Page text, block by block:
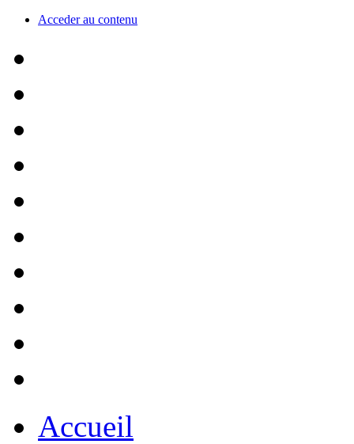
Acceder au contenu
Accueil